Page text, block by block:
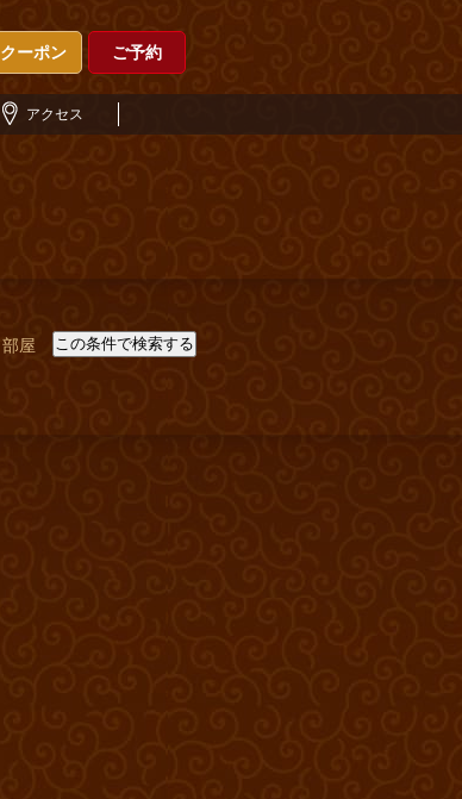
クーポン
ご予約
アクセス
部屋